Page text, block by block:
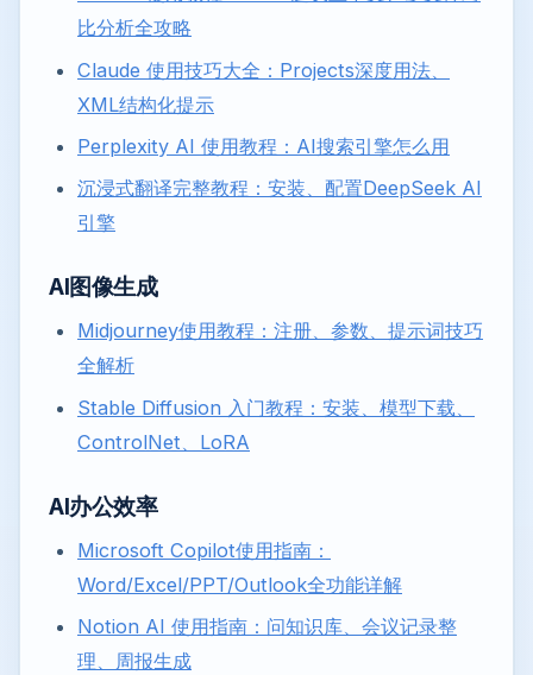
比分析全攻略
Claude 使用技巧大全：Projects深度用法、
XML结构化提示
Perplexity AI 使用教程：AI搜索引擎怎么用
沉浸式翻译完整教程：安装、配置DeepSeek AI
引擎
AI图像生成
Midjourney使用教程：注册、参数、提示词技巧
全解析
Stable Diffusion 入门教程：安装、模型下载、
ControlNet、LoRA
AI办公效率
Microsoft Copilot使用指南：
Word/Excel/PPT/Outlook全功能详解
Notion AI 使用指南：问知识库、会议记录整
理、周报生成